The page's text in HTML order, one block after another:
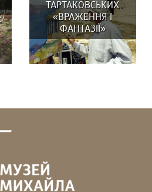
У липні в музеї:
ВИСТАВКИ: Вистав(к)а
«СВОЇ/ЧУЖІ ЛЮДИ,...
ТАРТАКОВСЬКИХ
«ВРАЖЕННЯ І
ФАНТАЗІЇ»